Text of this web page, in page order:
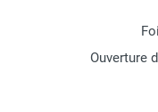
Ouverture